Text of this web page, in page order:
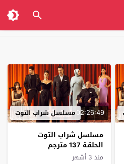
02:26:49مسلسل شراب التوت
مسلسل شراب التوت
الحلقة 137 مترجم
منذ 3 أشهر